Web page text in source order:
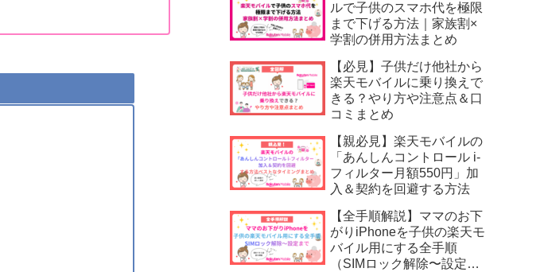
ルで子供のスマホ代を極限
まで下げる方法｜家族割×
学割の併用方法まとめ
【必見】子供だけ他社から
楽天モバイルに乗り換えで
きる？やり方や注意点＆口
コミまとめ
【親必見】楽天モバイルの
「あんしんコントロール i-
フィルター月額550円」加
入＆契約を回避する方法
【全手順解説】ママのお下
がりiPhoneを子供の楽天モ
バイル用にする全手順
（SIMロック解除〜設定ま